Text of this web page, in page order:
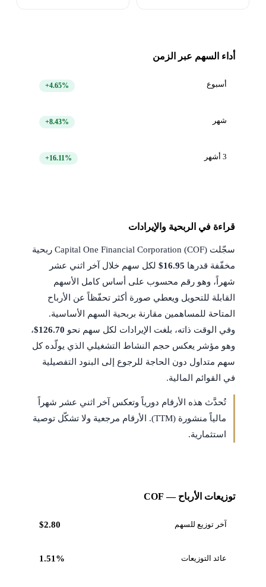
أداء السهم عبر الزمن
أسبوع +4.65%
شهر +8.43%
3 أشهر +16.11%
قراءة في الربحية والإيرادات
سجّلت Capital One Financial Corporation (COF) ربحية
مخفّفة قدرها $16.95لكل سهم خلال آخر اثني عشر
شهراً، وهو رقم محسوب على أساس كامل الأسهم
القابلة للتحويل ويعطي صورة أكثر تحفّظاً عن الأرباح
المتاحة للمساهمين مقارنة بربحية السهم الأساسية.
وفي الوقت ذاته، بلغت الإيرادات لكل سهم نحو $126.70،
وهو مؤشر يعكس حجم النشاط التشغيلي الذي يولّده كل
سهم متداول دون الحاجة للرجوع إلى البنود التفصيلية
في القوائم المالية.
تُحدَّث هذه الأرقام دورياً وتعكس آخر اثني عشر شهراً
مالياً منشورة (TTM). الأرقام مرجعية ولا تشكّل توصية
استثمارية.
توزيعات الأرباح — COF
آخر توزيع للسهم $2.80
عائد التوزيعات 1.51%